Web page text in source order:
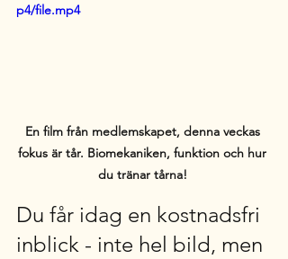
p4/file.mp4
En film från medlemskapet, denna veckas
fokus är tår. Biomekaniken, funktion och hur
du tränar tårna!
Du får idag en kostnadsfri
inblick - inte hel bild, men